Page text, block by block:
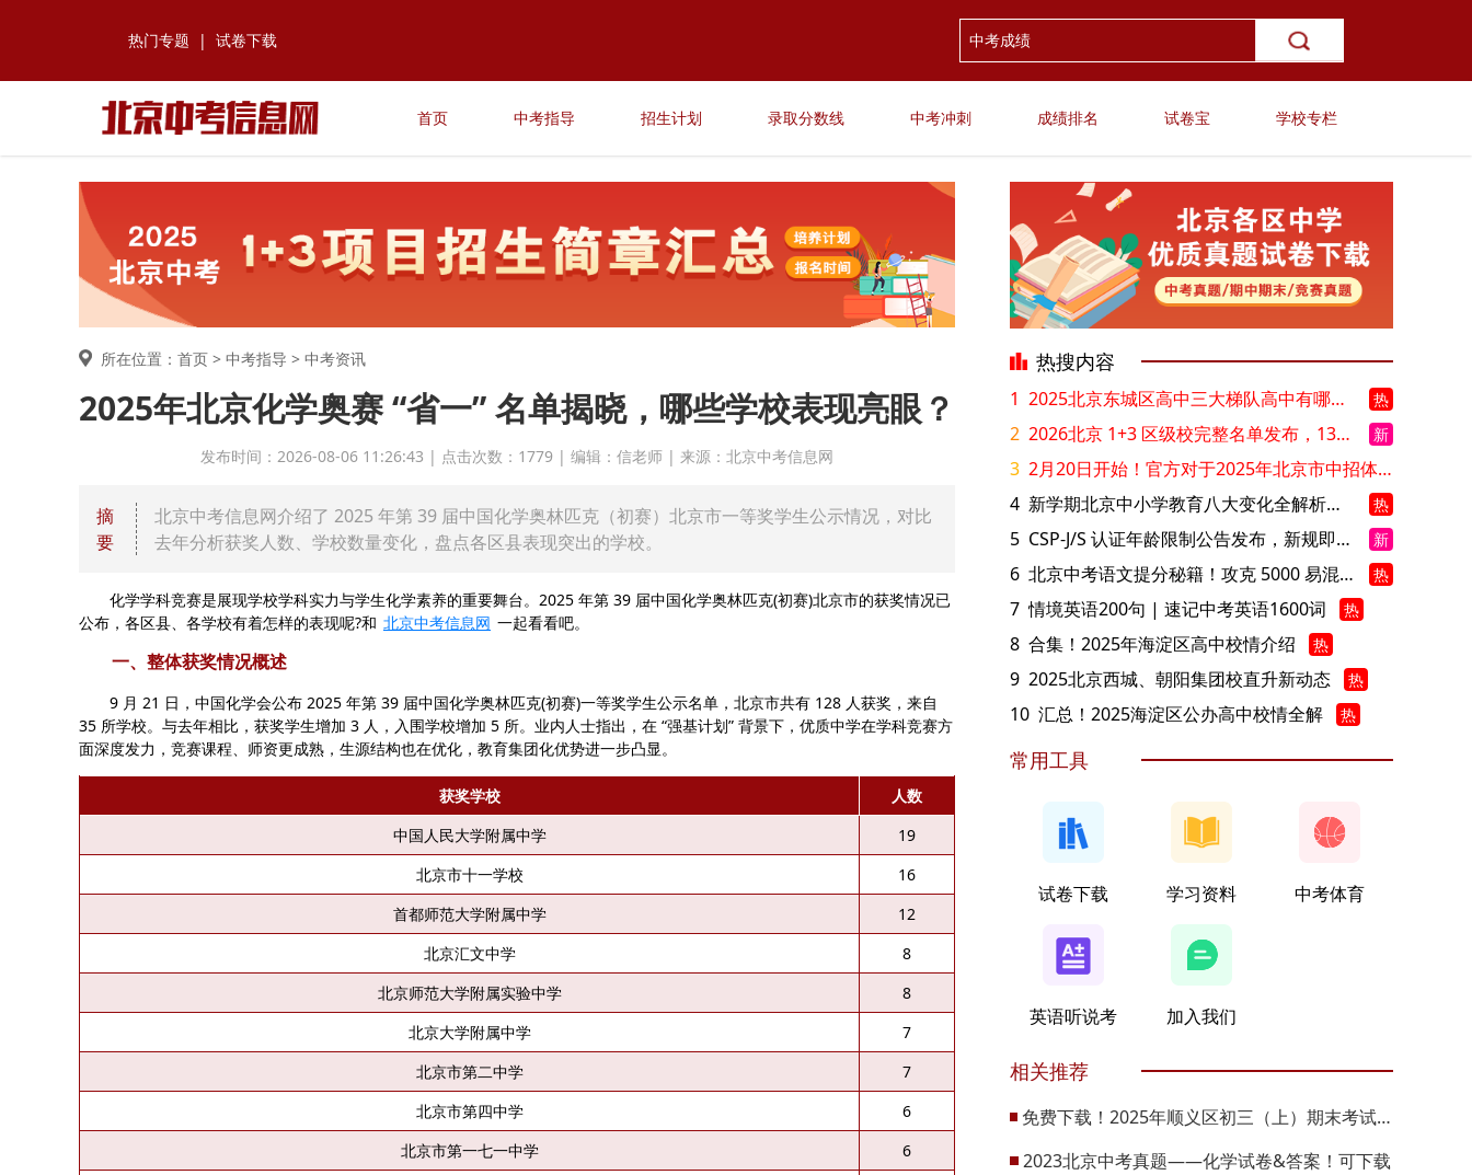
热门专题 | 试卷下载
首页 中考指导 招生计划 录取分数线 中考冲刺 成绩排名 试卷宝 学校专栏
所在位置：首页 > 中考指导 > 中考资讯
2025年北京化学奥赛 “省一” 名单揭晓，哪些学校表现亮眼？
发布时间：2026-08-06 11:26:43 | 点击次数：1779 | 编辑：信老师 | 来源：北京中考信息网
摘
要
北京中考信息网介绍了 2025 年第 39 届中国化学奥林匹克（初赛）北京市一等奖学生公示情况，对比
去年分析获奖人数、学校数量变化，盘点各区县表现突出的学校。
化学学科竞赛是展现学校学科实力与学生化学素养的重要舞台。2025 年第 39 届中国化学奥林匹克(初赛)北京市的获奖情况已
公布，各区县、各学校有着怎样的表现呢?和 北京中考信息网 一起看看吧。
一、整体获奖情况概述
9 月 21 日，中国化学会公布 2025 年第 39 届中国化学奥林匹克(初赛)一等奖学生公示名单，北京市共有 128 人获奖，来自
35 所学校。与去年相比，获奖学生增加 3 人，入围学校增加 5 所。业内人士指出，在 “强基计划” 背景下，优质中学在学科竞赛方
面深度发力，竞赛课程、师资更成熟，生源结构也在优化，教育集团化优势进一步凸显。
获奖学校
人数
中国人民大学附属中学
19
北京市十一学校
16
首都师范大学附属中学
12
北京汇文中学
8
北京师范大学附属实验中学
8
北京大学附属中学
7
北京市第二中学
7
北京市第四中学
6
北京市第一七一中学
6
热搜内容
1 2025北京东城区高中三大梯队高中有哪些？录取分数线是多少？ 热
2 2026北京 1+3 区级校完整名单发布，13549 个名额该如何规划报考？ 新
3
2月20日开始！官方对于2025年北京市中招体检问题解答！
4
新学期北京中小学教育八大变化全解析：学位、政策、教学等方面迎新变革 热
5 CSP-J/S 认证年龄限制公告发布，新规即日起实施！ 新
6 北京中考语文提分秘籍！攻克 5000 易混易错字 热
7 情境英语200句 | 速记中考英语1600词 热
8 合集！2025年海淀区高中校情介绍 热
9 2025北京西城、朝阳集团校直升新动态 热
10 汇总！2025海淀区公办高中校情全解 热
常用工具
试卷下载 学习资料 中考体育
英语听说考 加入我们
相关推荐
免费下载！2025年顺义区初三（上）期末考试化学试卷！
2023北京中考真题——化学试卷&答案！可下载